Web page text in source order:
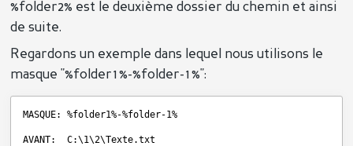
%folder2% est le deuxième dossier du chemin et ainsi
de suite.
Regardons un exemple dans lequel nous utilisons le
masque "%folder1%-%folder-1%":
MASQUE: %folder1%-%folder-1%
AVANT:  C:\1\2\Texte.txt